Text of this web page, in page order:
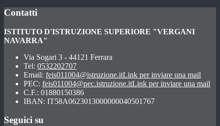
Contatti
ISTITUTO D'ISTRUZIONE SUPERIORE "VERGANI
NAVARRA"
Via Sogari 3 - 44121 Ferrara
Tel: 0532202707
Email: feis011004@istruzione.itLink per inviare una mail
PEC: feis011004@pec.istruzione.itLink per inviare una mail
C.F.: 01880150386
IBAN: IT58A0623013000000040501767
Seguici su